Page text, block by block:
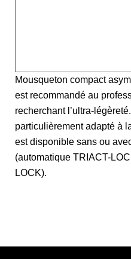
Mousqueton compact
est recommandé au
recherchant l’ultra-
particulièrement adapté à
est disponible sans ou
(automatique TRIACT-
LOCK).